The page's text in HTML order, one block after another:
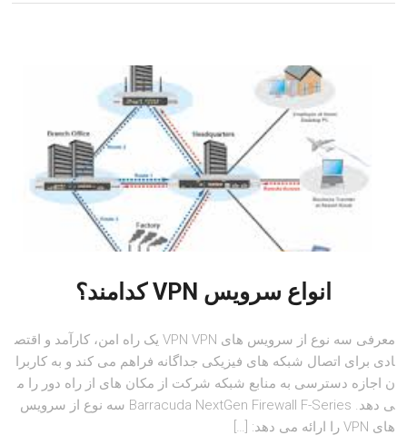
انواع سرویس VPN کدامند؟
معرفی سه نوع از سرویس های VPN VPN یک راه امن، کارآمد و اقتص
ادی برای اتصال شبکه های فیزیکی جداگانه فراهم می کند و به کاربرا
ن اجازه دسترسی به منابع شبکه شرکت از مکان های از راه دور را م
ی دهد. Barracuda NextGen Firewall F-Series سه نوع از سرویس
های VPN را ارائه می دهد: […]